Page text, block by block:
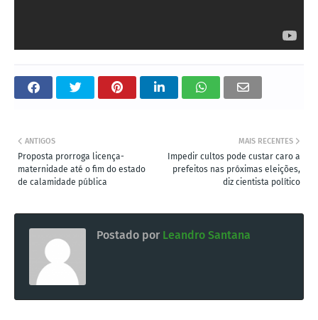
MAIS RECENTES
Impedir cultos pode custar caro a
prefeitos nas próximas eleições,
diz cientista político
ANTIGOS
Proposta prorroga licença-
maternidade até o fim do estado
de calamidade pública
Postado por Leandro Santana